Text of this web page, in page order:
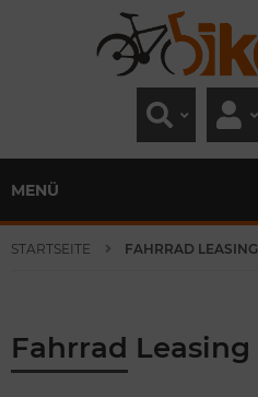
MENÜ
STARTSEITE FAHRRAD LEASING
Fahrrad Leasing